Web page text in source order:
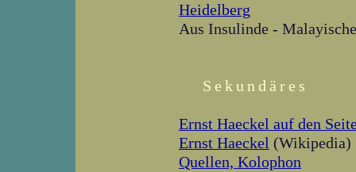
Heidelberg
Aus Insulinde -
Sekundäres
Ernst Haeckel auf den
Ernst Haeckel (Wikipedia)
Quellen, Kolophon